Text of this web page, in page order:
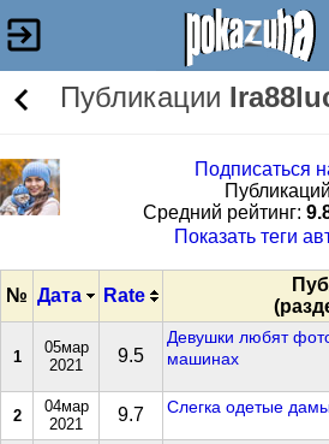
Публикации
Подписаться
Cредний рейтинг:
Показать теги
№ Дата Rate
1
05мар
2021
9.5
Девушки любят
машинах
2
04мар
2021
9.7 Слегка одетые